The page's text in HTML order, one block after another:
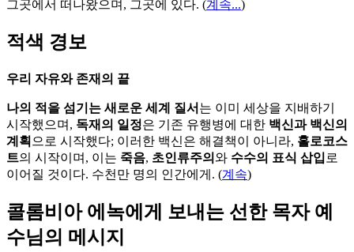
그곳에서 떠나왔으며, 그곳에 있다. (계속...)
적색 경보
우리 자유와 존재의 끝
나의 적을 섬기는 새로운 세계 질서 는 이미 세상을 지배하기
시작했으며, 독재의 일정은 기존 유행병에 대한 백신과 백신의
계획 으로 시작했다; 이러한 백신은 해결책이 아니라, 홀로코스
트의 시작이며, 이는 죽음, 초인류주의 와 수수의 표식 삽입 로
이어질 것이다. 수천만 명의 인간에게. (계속)
콜롬비아 에녹에게 보내는 선한 목자 예
수님의 메시지